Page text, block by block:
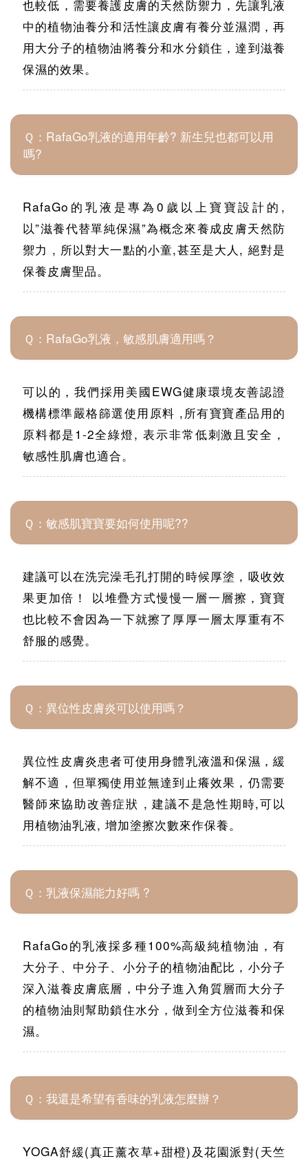
也較低，需要養護皮膚的天然防禦力，先讓乳液
中的植物油養分和活性讓皮膚有養分並濕潤，再
用大分子的植物油將養分和水分鎖住，達到滋養
保濕的效果。
Ｑ：RafaGo乳液的適用年齡? 新生兒也都可以用
嗎?
RafaGo的乳液是專為0歲以上寶寶設計的,
以”滋養代替單純保濕”為概念來養成皮膚天然防
禦力 , 所以對大一點的小童,甚至是大人, 絕對是
保養皮膚聖品。
Ｑ：RafaGo乳液，敏感肌膚適用嗎？
可以的，我們採用美國EWG健康環境友善認證
機構標準嚴格篩選使用原料 ,所有寶寶產品用的
原料都是1-2全綠燈, 表示非常低刺激且安全，
敏感性肌膚也適合。
Ｑ：敏感肌寶寶要如何使用呢??
建議可以在洗完澡毛孔打開的時候厚塗，吸收效
果更加倍！ 以堆疊方式慢慢一層一層擦，寶寶
也比較不會因為一下就擦了厚厚一層太厚重有不
舒服的感覺。
Ｑ：異位性皮膚炎可以使用嗎？
異位性皮膚炎患者可使用身體乳液溫和保濕，緩
解不適，但單獨使用並無達到止癢效果，仍需要
醫師來協助改善症狀 , 建議不是急性期時,可以
用植物油乳液, 增加塗擦次數來作保養。
Ｑ：乳液保濕能力好嗎 ?
RafaGo的乳液採多種100%高級純植物油，有
大分子、中分子、小分子的植物油配比，小分子
深入滋養皮膚底層，中分子進入角質層而大分子
的植物油則幫助鎖住水分，做到全方位滋養和保
濕。
Ｑ：我還是希望有香味的乳液怎麼辦？
YOGA舒緩(真正薰衣草+甜橙)及花園派對(天竺